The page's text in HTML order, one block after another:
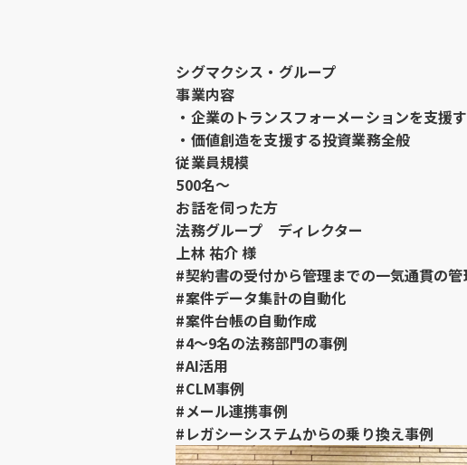
シグマクシス・グループ
事業内容
・企業のトランスフォーメーションを支援
・価値創造を支援する投資業務全般
従業員規模
500名～
お話を伺った方
法務グループ ディレクター
上林 祐介 様
#契約書の受付から管理までの一気通貫の管
#案件データ集計の自動化
#案件台帳の自動作成
#4〜9名の法務部門の事例
#AI活用
#CLM事例
#メール連携事例
#レガシーシステムからの乗り換え事例